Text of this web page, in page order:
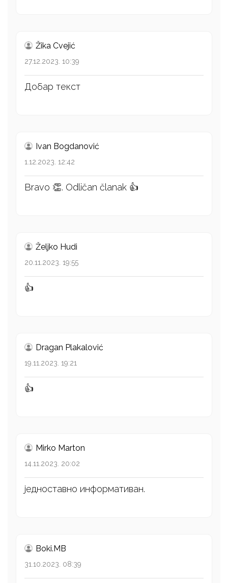
Žika Cvejić
27.12.2023. 10:39
Добар текст
Ivan Bogdanović
1.12.2023. 12:42
Bravo 👏. Odličan članak 👍
Željko Hudi
20.11.2023. 19:55
👍
Dragan Plakalović
19.11.2023. 19:21
👍
Mirko Marton
14.11.2023. 20:02
једноставно информативан.
Boki.MB
31.10.2023. 08:39